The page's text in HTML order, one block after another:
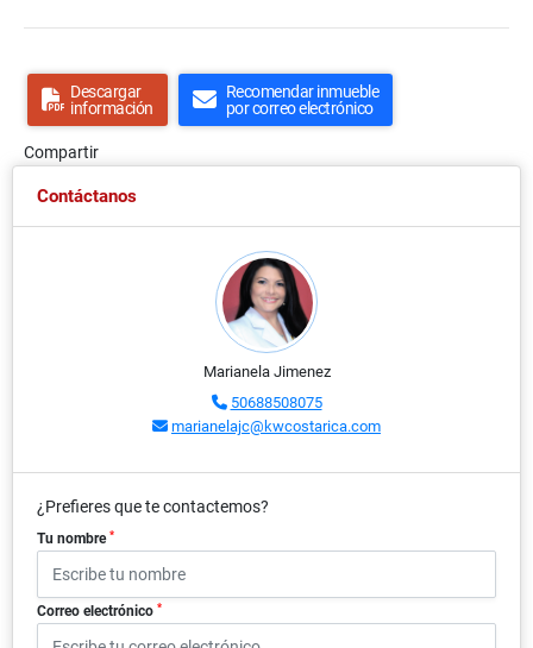
Descargar
información
Recomendar inmueble
por correo electrónico
Compartir
Contáctanos
Marianela Jimenez
50688508075
marianelajc@kwcostarica.com
¿Prefieres que te contactemos?
Tu nombre *
Correo electrónico *